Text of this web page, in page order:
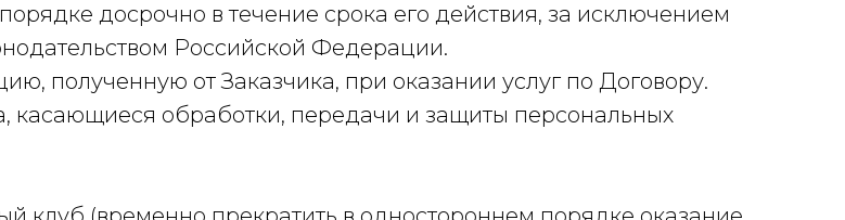
досрочно в течение срока его действия, за исключением
Российской Федерации.
полученную от Заказчика, при оказании услуг по Договору.
касающиеся обработки, передачи и защиты персональных